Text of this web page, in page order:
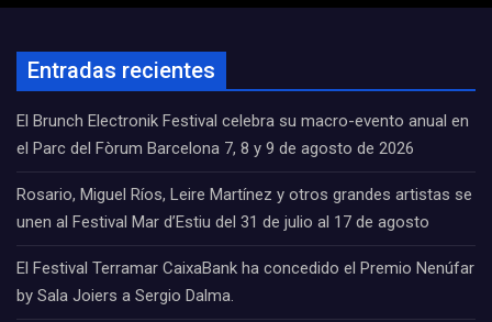
Entradas recientes
El Brunch Electronik Festival celebra su macro-evento anual en
el Parc del Fòrum Barcelona 7, 8 y 9 de agosto de 2026
Rosario, Miguel Ríos, Leire Martínez y otros grandes artistas se
unen al Festival Mar d’Estiu del 31 de julio al 17 de agosto
El Festival Terramar CaixaBank ha concedido el Premio Nenúfar
by Sala Joiers a Sergio Dalma.